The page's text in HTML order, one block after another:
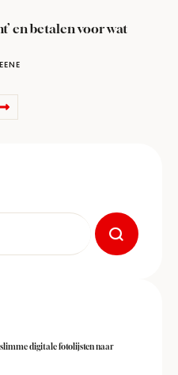
en betalen voor wat
digitale fotolijsten naar